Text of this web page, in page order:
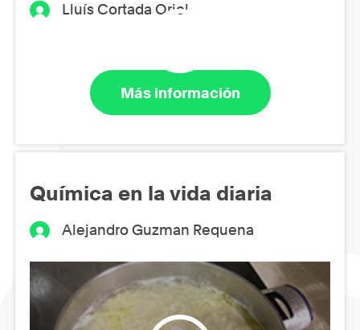
Lluís Cortada Oriol
Más información
Química en la vida diaria
Alejandro Guzman Requena